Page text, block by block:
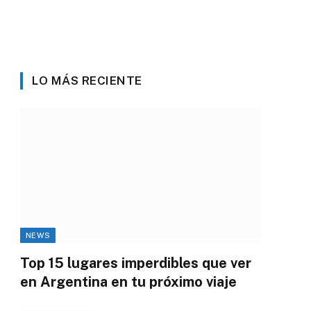
LO MÁS RECIENTE
NEWS
Top 15 lugares imperdibles que ver
en Argentina en tu próximo viaje